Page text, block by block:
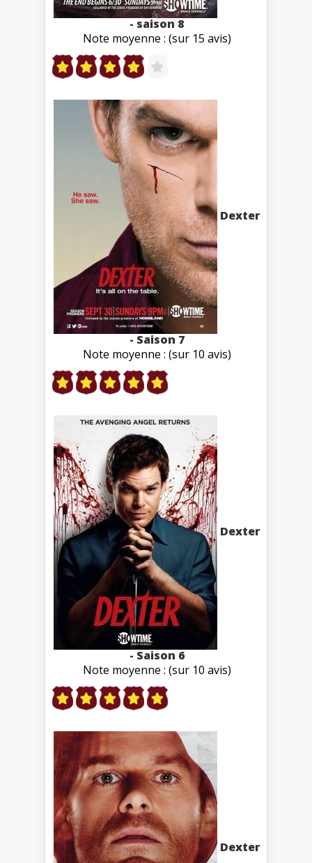
- saison 8
Note moyenne : (sur 15 avis)
Dexter
- Saison 7
Note moyenne : (sur 10 avis)
Dexter
- Saison 6
Note moyenne : (sur 10 avis)
Dexter